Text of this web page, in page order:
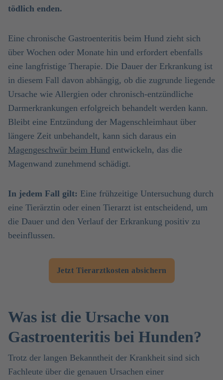
tödlich enden.
Eine chronische Gastroenteritis beim Hund zieht sich
über Wochen oder Monate hin und erfordert ebenfalls
eine langfristige Therapie. Die Dauer der Erkrankung ist
in diesem Fall davon abhängig, ob die zugrunde liegende
Ursache wie Allergien oder chronisch-entzündliche
Darmerkrankungen erfolgreich behandelt werden kann.
Bleibt eine Entzündung der Magenschleimhaut über
längere Zeit unbehandelt, kann sich daraus ein
Magengeschwür beim Hund entwickeln, das die
Magenwand zunehmend schädigt.
In jedem Fall gilt: Eine frühzeitige Untersuchung durch
eine Tierärztin oder einen Tierarzt ist entscheidend, um
die Dauer und den Verlauf der Erkrankung positiv zu
beeinflussen.
Jetzt Tierarztkosten absichern
Was ist die Ursache von
Gastroenteritis bei Hunden?
Trotz der langen Bekanntheit der Krankheit sind sich
Fachleute über die genauen Ursachen einer